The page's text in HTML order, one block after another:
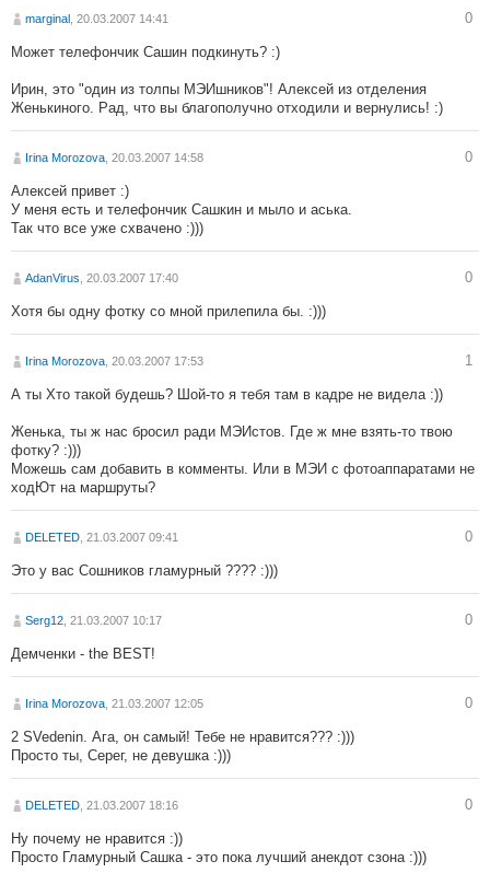
marginal , 20.03.2007 14:41 0
Может телефончик Сашин подкинуть? :)
Ирин, это "один из толпы МЭИшников"! Алексей из отделения
Женькиного. Рад, что вы благополучно отходили и вернулись! :)
Irina Morozova , 20.03.2007 14:58 0
Алексей привет :)
У меня есть и телефончик Сашкин и мыло и аська.
Так что все уже схвачено :)))
AdanVirus , 20.03.2007 17:40 0
Хотя бы одну фотку со мной прилепила бы. :)))
Irina Morozova , 20.03.2007 17:53 1
А ты Хто такой будешь? Шой-то я тебя там в кадре не видела :))
Женька, ты ж нас бросил ради МЭИстов. Где ж мне взять-то твою
фотку? :)))
Можешь сам добавить в комменты. Или в МЭИ с фотоаппаратами не
ходЮт на маршруты?
DELETED , 21.03.2007 09:41 0
Это у вас Сошников гламурный ???? :)))
Serg12 , 21.03.2007 10:17 0
Демченки - the BEST!
Irina Morozova , 21.03.2007 12:05 0
2 SVedenin. Ага, он самый! Тебе не нравится??? :)))
Просто ты, Серег, не девушка :)))
DELETED , 21.03.2007 18:16 0
Ну почему не нравится :))
Просто Гламурный Сашка - это пока лучший анекдот сзона :)))